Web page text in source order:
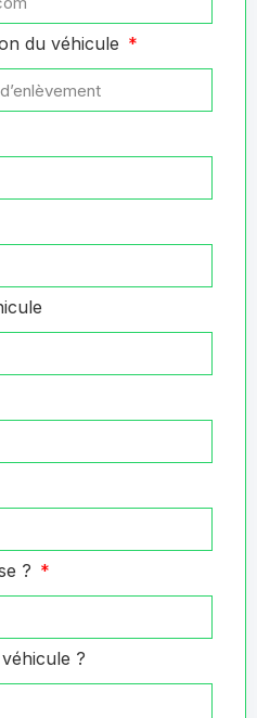
du véhicule
?
?